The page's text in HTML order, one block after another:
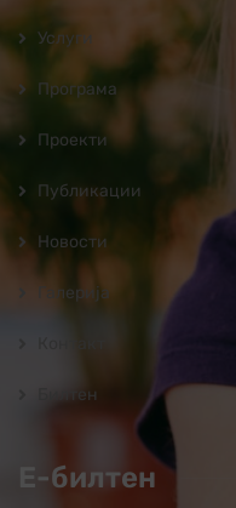
Услуги
Програмa
Проекти
Публикации
Новости
Галерија
Билтен
Е-билтен